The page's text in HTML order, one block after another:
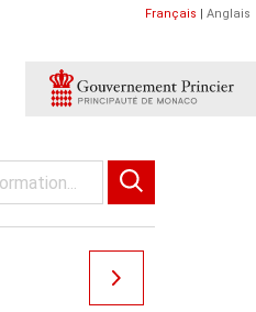
Français | Anglais